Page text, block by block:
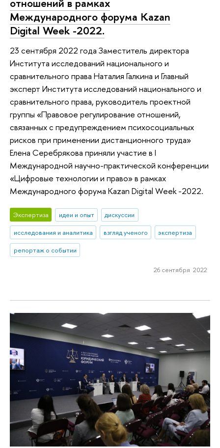
отношений в рамках
Международного форума Kazan
Digital Week -2022.
23 сентября 2022 года Заместитель директора
Института исследований национального и
сравнительного права Наталия Галкина и Главный
эксперт Института исследований национального и
сравнительного права, руководитель проектной
группы «Правовое регулирование отношений,
связанных с предупреждением психосоциальных
рисков при применении дистанционного труда»
Елена Серебрякова приняли участие в I
Международной научно-практической конференции
«Цифровые технологии и право» в рамках
Международного форума Kazan Digital Week -2022.
Экспертиза идеи и опыт
дискуссии
исследования и аналитика
взгляд ученого
экспертиза
репортаж о событии
26 сентября 2022